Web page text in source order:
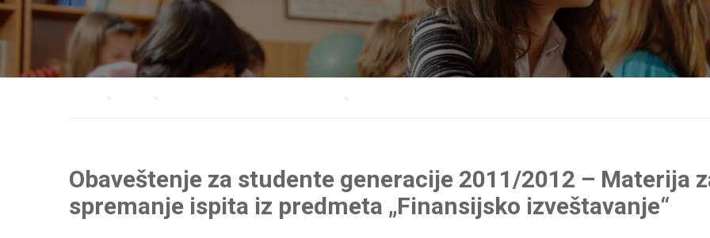
Obaveštenje za studente generacije 2011/2012 – Materija
spremanje ispita iz predmeta „Finansijsko izveštavanje“